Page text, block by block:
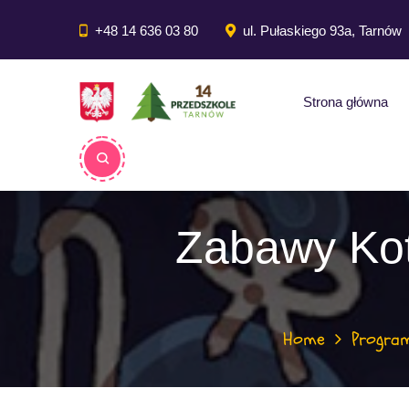
+48 14 636 03 80 ul. Pułaskiego 93a, Tarnów
Strona główna
Zabawy
Home